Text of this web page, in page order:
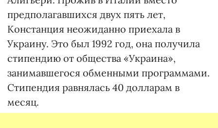
предполагавшихся двух пять лет,
Констанция неожиданно приехала в
Украину. Это был 1992 год, она получила
стипендию от общества «Украина»,
занимавшегося обменными программами.
Стипендия равнялась 40 долларам в
месяц.